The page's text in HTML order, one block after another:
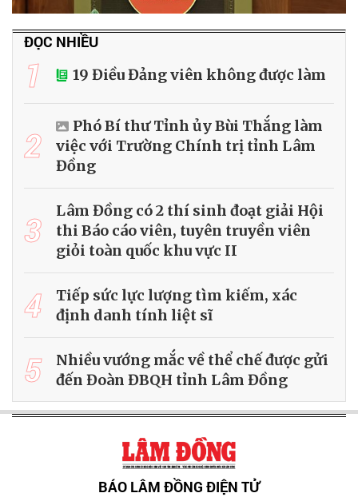
ĐỌC NHIỀU
1 19 Điều Đảng viên không được làm
2
Phó Bí thư Tỉnh ủy Bùi Thắng làm
việc với Trường Chính trị tỉnh Lâm
Đồng
3
Lâm Đồng có 2 thí sinh đoạt giải Hội
thi Báo cáo viên, tuyên truyền viên
giỏi toàn quốc khu vực II
4
Tiếp sức lực lượng tìm kiếm, xác
định danh tính liệt sĩ
5
Nhiều vướng mắc về thể chế được gửi
đến Đoàn ĐBQH tỉnh Lâm Đồng
BÁO LÂM ĐỒNG ĐIỆN TỬ